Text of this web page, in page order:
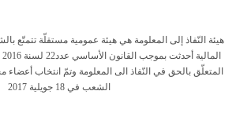
هيئة النّفاذ إلى المعلومة هي هيئة عمومية مستقلّة تتمتّع
المتعلّق بالحق في النّفاذ الى المعلومة وتمّ انتخاب
الشعب في 18 جويلية 2017